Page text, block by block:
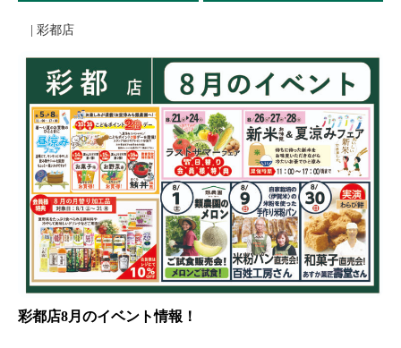
| 彩都店
彩都店8月のイベント情報！